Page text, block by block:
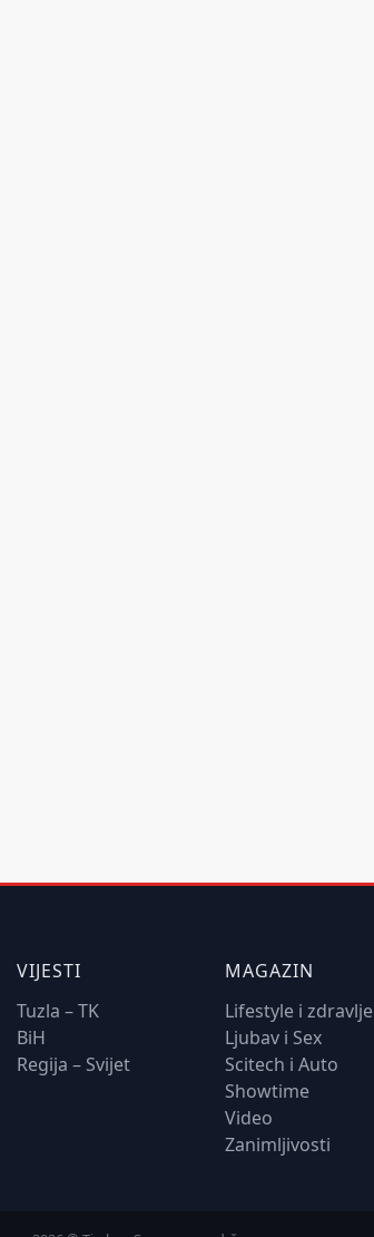
VIJESTI
Tuzla – TK
BiH
Regija – Svijet
MAGAZIN
Lifestyle i zdravlje
Ljubav i Sex
Scitech i Auto
Showtime
Video
Zanimljivosti